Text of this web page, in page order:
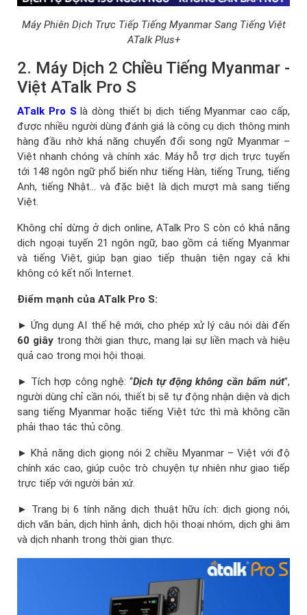
Máy Phiên Dịch Trực Tiếp Tiếng Myanmar Sang Tiếng Việt
ATalk Plus+
2. Máy Dịch 2 Chiều Tiếng Myanmar -
Việt ATalk Pro S
ATalk Pro S là dòng thiết bị dịch tiếng Myanmar cao cấp,
được nhiều người dùng đánh giá là công cụ dịch thông minh
hàng đầu nhờ khả năng chuyển đổi song ngữ Myanmar –
Việt nhanh chóng và chính xác. Máy hỗ trợ dịch trực tuyến
tới 148 ngôn ngữ phổ biến như tiếng Hàn, tiếng Trung, tiếng
Anh, tiếng Nhật… và đặc biệt là dịch mượt mà sang tiếng
Việt.
Không chỉ dừng ở dịch online, ATalk Pro S còn có khả năng
dịch ngoại tuyến 21 ngôn ngữ, bao gồm cả tiếng Myanmar
và tiếng Việt, giúp bạn giao tiếp thuận tiện ngay cả khi
không có kết nối Internet.
Điểm mạnh của ATalk Pro S:
► Ứng dụng AI thế hệ mới, cho phép xử lý câu nói dài đến
60 giâytrong thời gian thực, mang lại sự liền mạch và hiệu
quả cao trong mọi hội thoại.
► Tích hợp công nghệ: “Dịch tự động không cần bấm nút”,
người dùng chỉ cần nói, thiết bị sẽ tự động nhận diện và dịch
sang tiếng Myanmar hoặc tiếng Việt tức thì mà không cần
phải thao tác thủ công.
► Khả năng dịch giọng nói 2 chiều Myanmar – Việt với độ
chính xác cao, giúp cuộc trò chuyện tự nhiên như giao tiếp
trực tiếp với người bản xứ.
► Trang bị 6 tính năng dịch thuật hữu ích: dịch giọng nói,
dịch văn bản, dịch hình ảnh, dịch hội thoại nhóm, dịch ghi âm
và dịch nhanh trong thời gian thực.